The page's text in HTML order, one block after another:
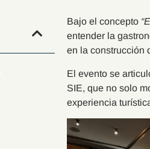
Bajo el concepto
entender la
en la construcción
El evento se
SIE, que no solo
experiencia